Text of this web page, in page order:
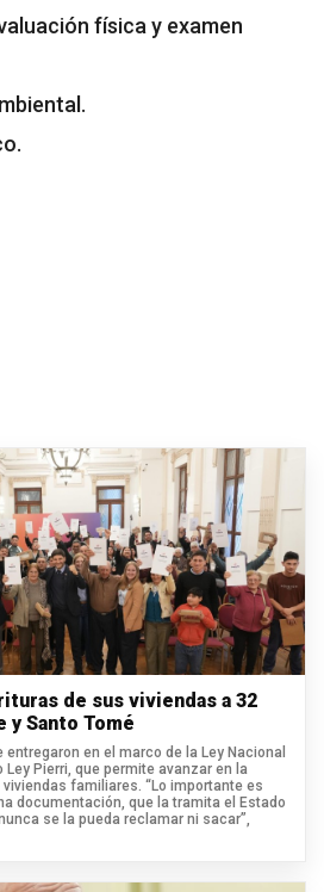
física y examen
de sus viviendas a 32
y Santo Tomé
en el marco de la Ley Nacional
Ley Pierri, que permite avanzar en la
familiares. “Lo importante es
documentación, que la tramita el Estado
se la pueda reclamar ni sacar”,